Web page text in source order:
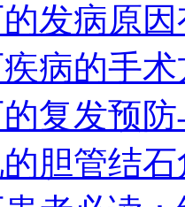
发病原
病的手
复发预
胆管结